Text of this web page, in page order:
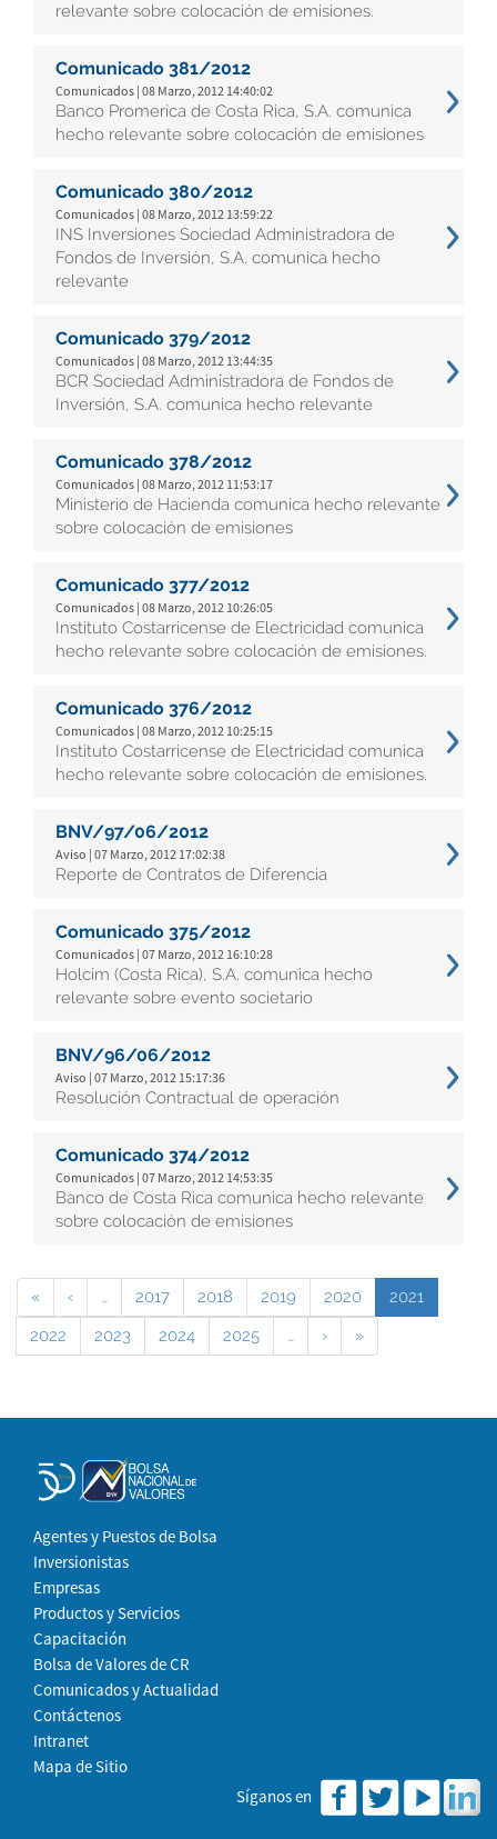
relevante sobre colocación de emisiones.
Comunicado 381/2012
Comunicados | 08 Marzo, 2012 14:40:02
Banco Promerica de Costa Rica, S.A. comunica
hecho relevante sobre colocación de emisiones
Comunicado 380/2012
Comunicados | 08 Marzo, 2012 13:59:22
INS Inversiones Sociedad Administradora de
Fondos de Inversión, S.A. comunica hecho
relevante
Comunicado 379/2012
Comunicados | 08 Marzo, 2012 13:44:35
BCR Sociedad Administradora de Fondos de
Inversión, S.A. comunica hecho relevante
Comunicado 378/2012
Comunicados | 08 Marzo, 2012 11:53:17
Ministerio de Hacienda comunica hecho relevante
sobre colocación de emisiones
Comunicado 377/2012
Comunicados | 08 Marzo, 2012 10:26:05
Instituto Costarricense de Electricidad comunica
hecho relevante sobre colocación de emisiones.
Comunicado 376/2012
Comunicados | 08 Marzo, 2012 10:25:15
Instituto Costarricense de Electricidad comunica
hecho relevante sobre colocación de emisiones.
BNV/97/06/2012
Aviso | 07 Marzo, 2012 17:02:38
Reporte de Contratos de Diferencia
Comunicado 375/2012
Comunicados | 07 Marzo, 2012 16:10:28
Holcim (Costa Rica), S.A. comunica hecho
relevante sobre evento societario
BNV/96/06/2012
Aviso | 07 Marzo, 2012 15:17:36
Resolución Contractual de operación
Comunicado 374/2012
Comunicados | 07 Marzo, 2012 14:53:35
Banco de Costa Rica comunica hecho relevante
sobre colocación de emisiones
« ‹ … 2017 2018 2019 2020
2021
2022
2023 2024 2025 … › »
Agentes y Puestos de Bolsa
Inversionistas
Empresas
Productos y Servicios
Capacitación
Bolsa de Valores de CR
Comunicados y Actualidad
Contáctenos
Intranet
Mapa de Sitio
Síganos en